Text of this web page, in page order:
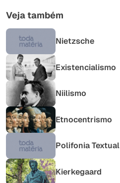
Veja também
Nietzsche
Existencialismo
Niilismo
Etnocentrismo
Polifonia Textual
Kierkegaard